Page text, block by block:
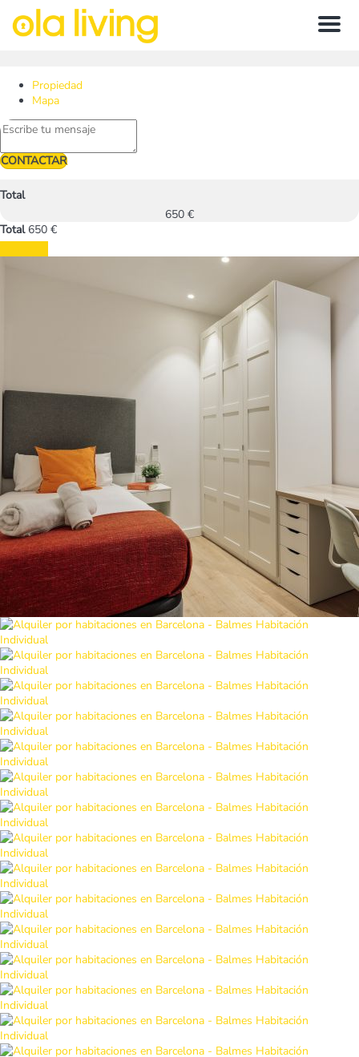
Menu
Propiedad
Mapa
CONTACTAR
Total
650 €
Total 650 €